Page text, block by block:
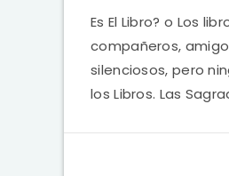
Es El Libro? o Los
compañeros,
silenciosos, pero
los Libros. Las